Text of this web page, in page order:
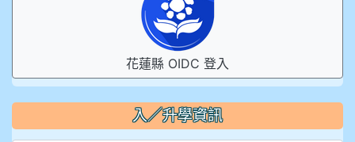
花蓮縣 OIDC 登入
入／升學資訊